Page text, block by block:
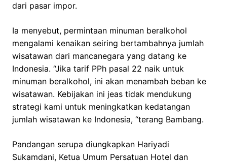
dari pasar impor.
Ia menyebut, permintaan minuman beralkohol
mengalami kenaikan seiring bertambahnya jumlah
wisatawan dari mancanegara yang datang ke
Indonesia. “Jika tarif PPh pasal 22 naik untuk
minuman beralkohol, ini akan menambah beban ke
wisatawan. Kebijakan ini jeas tidak mendukung
strategi kami untuk meningkatkan kedatangan
jumlah wisatawan ke Indonesia, “terang Bambang.
Pandangan serupa diungkapkan Hariyadi
Sukamdani, Ketua Umum Persatuan Hotel dan